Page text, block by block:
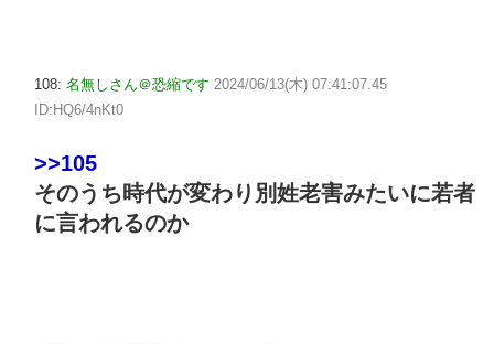
108: 名無しさん＠恐縮です 2024/06/13(木) 07:41:07.45
ID:HQ6/4nKt0
>>105
そのうち時代が変わり別姓老害みたいに若者
に言われるのか